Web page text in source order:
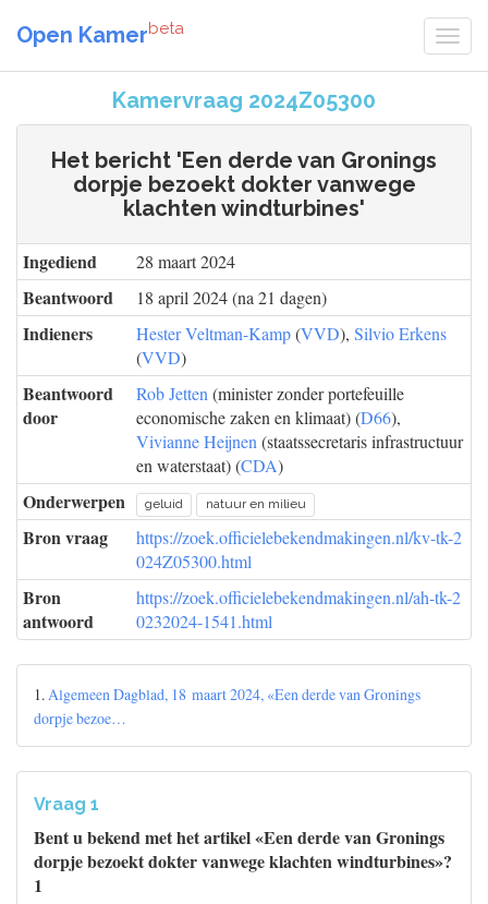
Open Kamerbeta
Kamervraag 2024Z05300
Het bericht 'Een derde van Gronings
dorpje bezoekt dokter vanwege
klachten windturbines'
Ingediend 28 maart 2024
Beantwoord 18 april 2024 (na 21 dagen)
Indieners Hester Veltman-Kamp(VVD), Silvio Erkens
(VVD)
Beantwoord
door
Rob Jetten (minister zonder portefeuille
economische zaken en klimaat) (D66),
Vivianne Heijnen (staatssecretaris infrastructuur
en waterstaat) (CDA)
Onderwerpen geluid natuur en milieu
Bron vraag
https://zoek.officielebekendmakingen.nl/kv-tk-2
024Z05300.html
Bron
antwoord
https://zoek.officielebekendmakingen.nl/ah-tk-2
0232024-1541.html
1.Algemeen Dagblad, 18 maart 2024, «Een derde van Gronings
dorpje bezoe…
Vraag 1
Bent u bekend met het artikel «Een derde van Gronings
dorpje bezoekt dokter vanwege klachten windturbines»?
1